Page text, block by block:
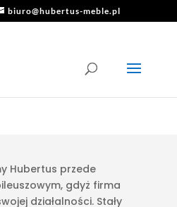
biuro@hubertus-meble.pl
Hubertus przede
gdyż firma
działalności. Stały